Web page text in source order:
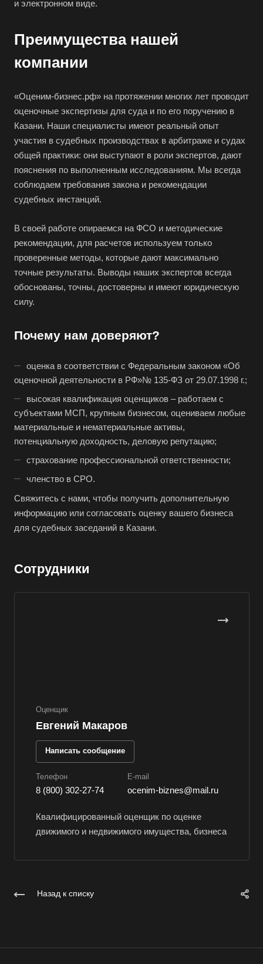
и электронном виде.
Преимущества нашей
компании
«Оценим-бизнес.рф» на протяжении многих лет проводит
оценочные экспертизы для суда и по его поручению в
Казани. Наши специалисты имеют реальный опыт
участия в судебных производствах в арбитраже и судах
общей практики: они выступают в роли экспертов, дают
пояснения по выполненным исследованиям. Мы всегда
соблюдаем требования закона и рекомендации
судебных инстанций.
В своей работе опираемся на ФСО и методические
рекомендации, для расчетов используем только
проверенные методы, которые дают максимально
точные результаты. Выводы наших экспертов всегда
обоснованы, точны, достоверны и имеют юридическую
силу.
Почему нам доверяют?
оценка в соответствии с Федеральным законом «Об
оценочной деятельности в РФ»№ 135-ФЗ от 29.07.1998 г.;
высокая квалификация оценщиков – работаем с
субъектами МСП, крупным бизнесом, оцениваем любые
материальные и нематериальные активы,
потенциальную доходность, деловую репутацию;
страхование профессиональной ответственности;
членство в СРО.
Свяжитесь с нами, чтобы получить дополнительную
информацию или согласовать оценку вашего бизнеса
для судебных заседаний в Казани.
Сотрудники
Оценщик
Евгений Макаров
Написать сообщение
Телефон
8 (800) 302-27-74
E-mail
ocenim-biznes@mail.ru
Квалифицированный оценщик по оценке
движимого и недвижимого имущества, бизнеса
Назад к списку
Белореченск
Бердск
Березники
Биробиджан
Бирск
Бирюч
Благовещенск
Благодарный
Богородицк
Большой Камень
Борзя
Борисоглебск
Боровичи
Бронницы
Брянск
Бугульма
Бугуруслан
Бузулук
Буй
Буйнакск
Бутурлиновка
Валдай
Валуйки
Великие Луки
Великий Устюг
Вельск
Владикавказ
Владимир
Волгоград
Волгодонск
Волжск
Волжский
Вологда
Волхов
Воронеж